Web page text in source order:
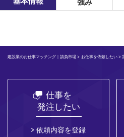
強み
建設業のお仕事マッチング｜請負市場 > お仕事を依頼したい>
仕事を
発注したい
依頼内容を登録